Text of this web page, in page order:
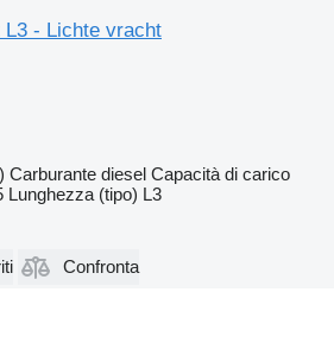
L3 - Lichte vracht
Carburante diesel Capacità di carico
Lunghezza (tipo) L3
Confronta